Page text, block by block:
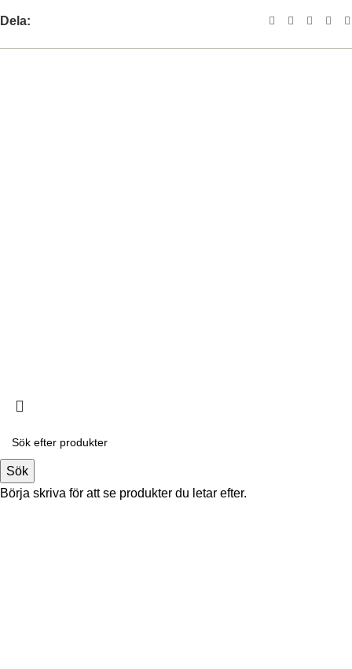
Dela:
Sök
Börja skriva för att se produkter du letar efter.